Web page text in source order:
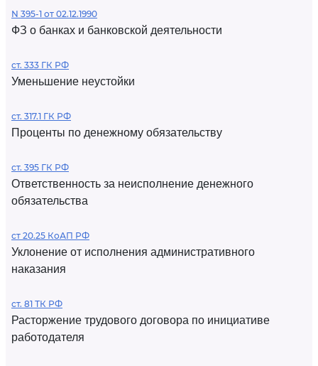
N 395-1 от 02.12.1990
ФЗ о банках и банковской деятельности
ст. 333 ГК РФ
Уменьшение неустойки
ст. 317.1 ГК РФ
Проценты по денежному обязательству
ст. 395 ГК РФ
Ответственность за неисполнение денежного
обязательства
ст 20.25 КоАП РФ
Уклонение от исполнения административного
наказания
ст. 81 ТК РФ
Расторжение трудового договора по инициативе
работодателя